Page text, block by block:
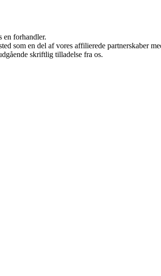
en forhandler.
som en del af vores affilierede partnerskaber
skriftlig tilladelse fra os.